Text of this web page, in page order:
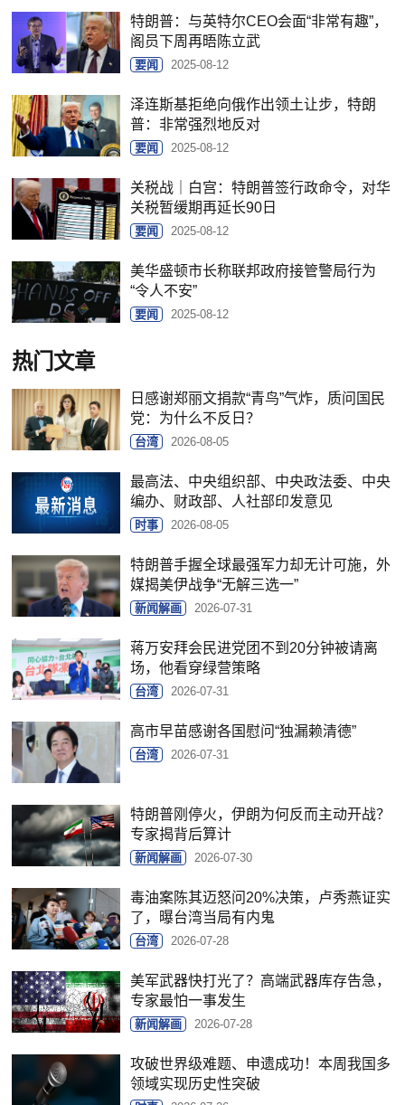
特朗普：与英特尔CEO会面“非常有趣”，
阁员下周再晤陈立武
要闻 2025-08-12
泽连斯基拒绝向俄作出领土让步，特朗
普：非常强烈地反对
要闻 2025-08-12
关税战｜白宫：特朗普签行政命令，对华
关税暂缓期再延长90日
要闻 2025-08-12
美华盛顿市长称联邦政府接管警局行为
“令人不安”
要闻 2025-08-12
热门文章
日感谢郑丽文捐款“青鸟”气炸，质问国民
党：为什么不反日？
台湾 2026-08-05
最高法、中央组织部、中央政法委、中央
编办、财政部、人社部印发意见
时事 2026-08-05
特朗普手握全球最强军力却无计可施，外
媒揭美伊战争“无解三选一”
新闻解画 2026-07-31
蒋万安拜会民进党团不到20分钟被请离
场，他看穿绿营策略
台湾 2026-07-31
高市早苗感谢各国慰问“独漏赖清德”
台湾 2026-07-31
特朗普刚停火，伊朗为何反而主动开战？
专家揭背后算计
新闻解画 2026-07-30
毒油案陈其迈怒问20%决策，卢秀燕证实
了，曝台湾当局有内鬼
台湾 2026-07-28
美军武器快打光了？高端武器库存告急，
专家最怕一事发生
新闻解画 2026-07-28
攻破世界级难题、申遗成功！本周我国多
领域实现历史性突破